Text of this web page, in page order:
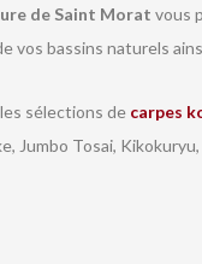
de Saint Morat vous
vos bassins naturels
sélections de carpes
Jumbo Tosai,